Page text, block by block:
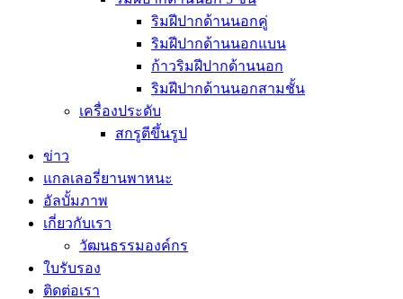
ริมฝีปากด้านนอกคู่
ริมฝีปากด้านนอกแบน
ก้าวริมฝีปากด้านนอก
ริมฝีปากด้านนอกสามชั้น
เครื่องประดับ
สกรูตีขึ้นรูป
ข่าว
แกลเลอรี่ยานพาหนะ
อัลบั้มภาพ
เกี่ยวกับเรา
วัฒนธรรมองค์กร
ใบรับรอง
ติดต่อเรา